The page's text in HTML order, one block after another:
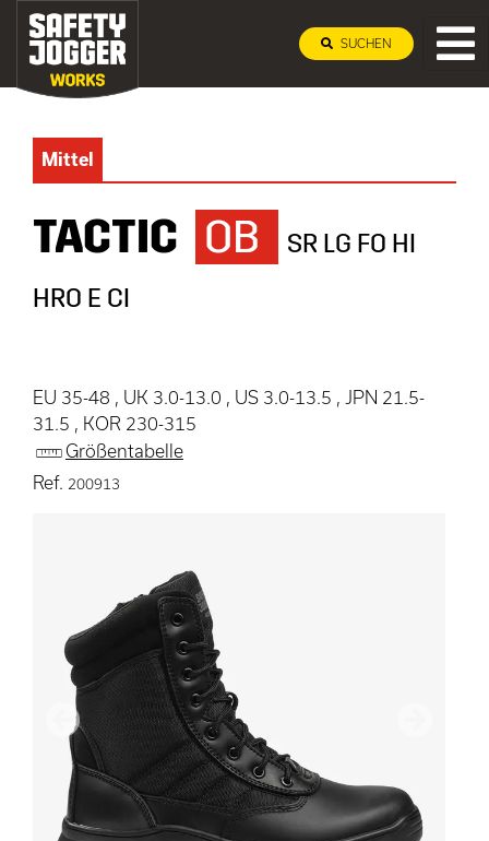
SUCHEN
Mittel
TACTIC OB
SR LG FO HI
HRO E CI
EU 35-48 , UK 3.0-13.0 , US 3.0-13.5 , JPN 21.5-
31.5 , KOR 230-315
Größentabelle
Ref. 200913
Vorherige